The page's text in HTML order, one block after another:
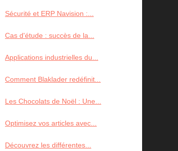
Sécurité et ERP Navision :...
Cas d'étude : succès de la...
Applications industrielles du...
Comment Blaklader redéfinit...
Les Chocolats de Noël : Une...
Optimisez vos articles avec...
Découvrez les différentes...